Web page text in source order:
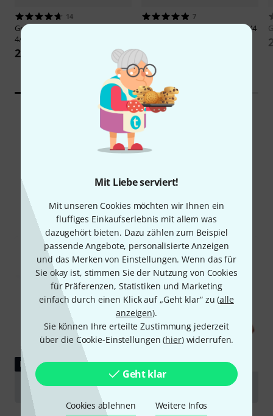
Mit Liebe serviert!
Mit unseren Cookies möchten wir Ihnen ein
fluffiges Einkaufserlebnis mit allem was
dazugehört bieten. Dazu zählen zum Beispiel
passende Angebote, personalisierte Anzeigen
und das Merken von Einstellungen. Wenn das für
Sie okay ist, stimmen Sie der Nutzung von Cookies
für Präferenzen, Statistiken und Marketing
einfach durch einen Klick auf „Geht klar“ zu (alle
anzeigen).
Sie können Ihre erteilte Zustimmung jederzeit
über die Cookie-Einstellungen (hier) widerrufen.
Geht klar
Cookies ablehnen Weitere Infos
14
Gewa
4/4
249 €
7
Pure Violin Case 1.8 GY 4/4
Schon gewusst?
Alle Ratgeber
RATGEBER
Violinen